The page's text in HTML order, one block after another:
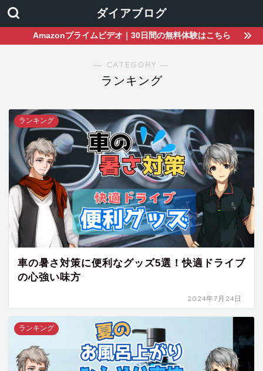
ダイアブログ
Amazonプライムビデオ｜30日間の無料体験はこちら
― CATEGORY ―
ランキング
ランキング
車の暑さ対策に便利なグッズ5選！快適ドライブ
の心強い味方
2024年7月24日
ランキング